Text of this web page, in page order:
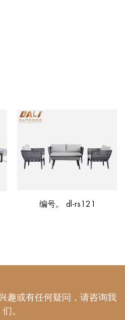
编号。 dl-rs121
趣或有任何疑问，请咨询我
们。